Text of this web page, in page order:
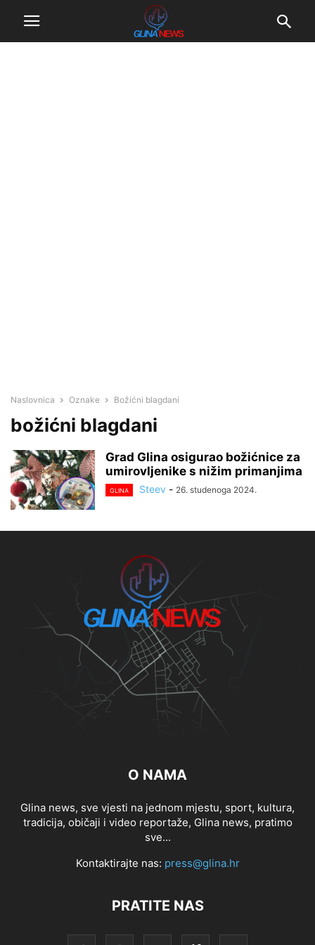
Naslovnica Oznake Božićni blagdani
božićni blagdani
Grad Glina osigurao božićnice za
umirovljenike s nižim primanjima
GLINA Steev - 26. studenoga 2024.
O NAMA
Glina news, sve vjesti na jednom mjestu, sport, kultura,
tradicija, običaji i video reportaže, Glina news, pratimo
sve...
Kontaktirajte nas: press@glina.hr
PRATITE NAS